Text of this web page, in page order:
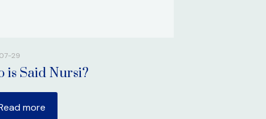
29
is Said Nursi?
more